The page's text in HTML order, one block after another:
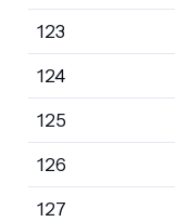
123
124
125
126
127